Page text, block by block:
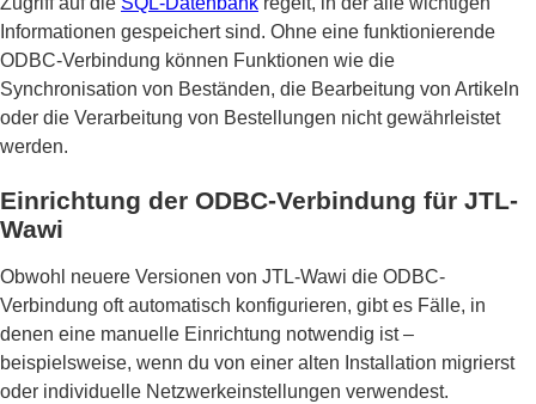
Informationen gespeichert sind. Ohne eine funktionierende
ODBC-Verbindung können Funktionen wie die
Synchronisation von Beständen, die Bearbeitung von Artikeln
oder die Verarbeitung von Bestellungen nicht gewährleistet
werden.
Einrichtung der ODBC-Verbindung für JTL-
Wawi
Obwohl neuere Versionen von JTL-Wawi die ODBC-
Verbindung oft automatisch konfigurieren, gibt es Fälle, in
denen eine manuelle Einrichtung notwendig ist –
beispielsweise, wenn du von einer alten Installation migrierst
oder individuelle Netzwerkeinstellungen verwendest.